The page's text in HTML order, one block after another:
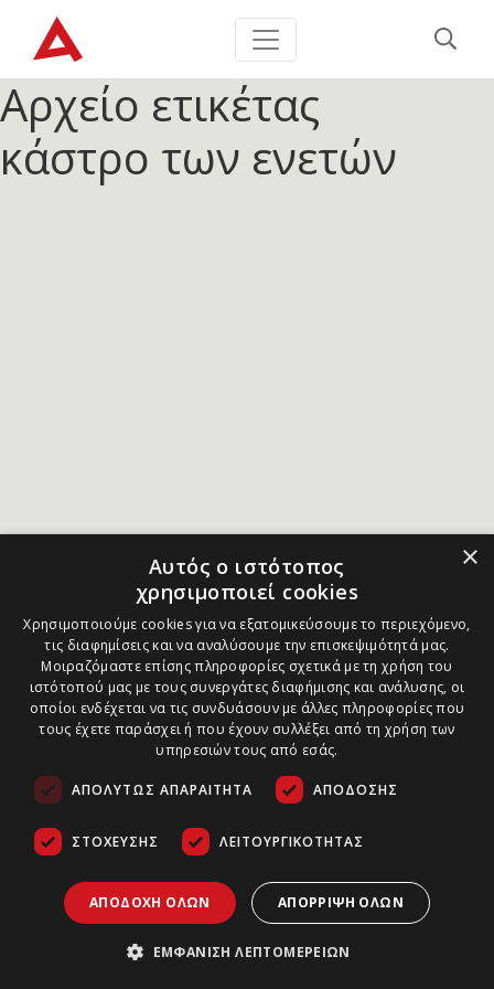
Αρχείο ετικέτας
κάστρο των ενετών
×
Αυτός ο ιστότοπος
χρησιμοποιεί cookies
Χρησιμοποιούμε cookies για να εξατομικεύσουμε το περιεχόμενο,
τις διαφημίσεις και να αναλύσουμε την επισκεψιμότητά μας.
Μοιραζόμαστε επίσης πληροφορίες σχετικά με τη χρήση του
ιστότοπού μας με τους συνεργάτες διαφήμισης και ανάλυσης, οι
οποίοι ενδέχεται να τις συνδυάσουν με άλλες πληροφορίες που
τους έχετε παράσχει ή που έχουν συλλέξει από τη χρήση των
υπηρεσιών τους από εσάς.
ΑΠΟΛΎΤΩΣ ΑΠΑΡΑΊΤΗΤΑ ΑΠΌΔΟΣΗΣ
ΣΤΌΧΕΥΣΗΣ ΛΕΙΤΟΥΡΓΙΚΌΤΗΤΑΣ
ΑΠΟΔΟΧΉ ΌΛΩΝ ΑΠΌΡΡΙΨΗ ΌΛΩΝ
ΕΜΦΆΝΙΣΗ ΛΕΠΤΟΜΕΡΕΙΏΝ